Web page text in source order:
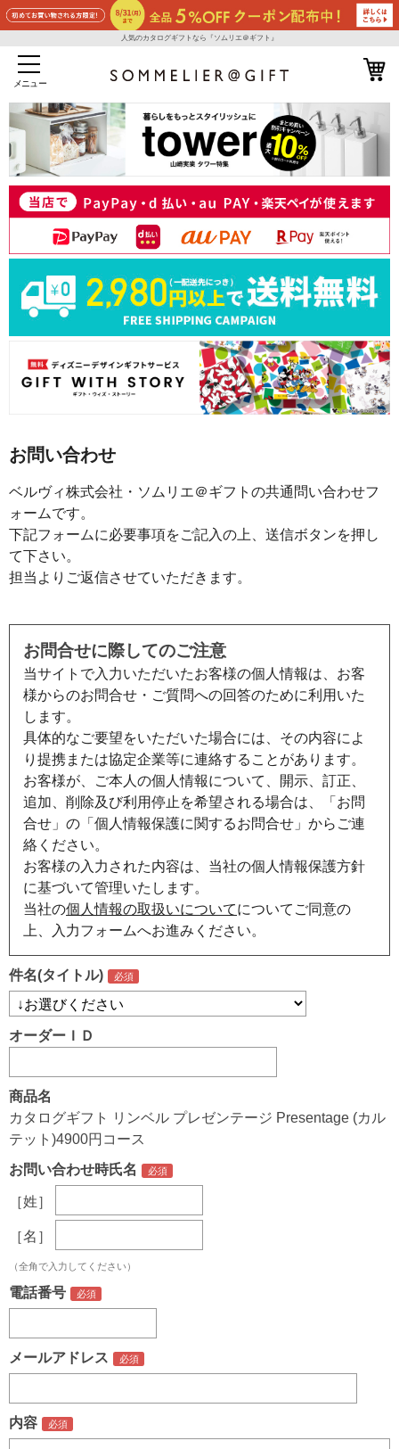
人気のカタログギフトなら『ソムリエ＠ギフト』
メニュー
お問い合わせ
ベルヴィ株式会社・ソムリエ＠ギフトの共通問い合わせフ
ォームです。
下記フォームに必要事項をご記入の上、送信ボタンを押し
て下さい。
担当よりご返信させていただきます。
お問合せに際してのご注意
当サイトで入力いただいたお客様の個人情報は、お客
様からのお問合せ・ご質問への回答のために利用いた
します。
具体的なご要望をいただいた場合には、その内容によ
り提携または協定企業等に連絡することがあります。
お客様が、ご本人の個人情報について、開示、訂正、
追加、削除及び利用停止を希望される場合は、「お問
合せ」の「個人情報保護に関するお問合せ」からご連
絡ください。
お客様の入力された内容は、当社の個人情報保護方針
に基づいて管理いたします。
当社の個人情報の取扱いについてについてご同意の
上、入力フォームへお進みください。
件名(タイトル)
オーダーＩＤ
商品名
カタログギフト リンベル プレゼンテージ Presentage (カル
テット)4900円コース
お問い合わせ時氏名
［姓］
［名］
（全角で入力してください）
電話番号
メールアドレス
内容